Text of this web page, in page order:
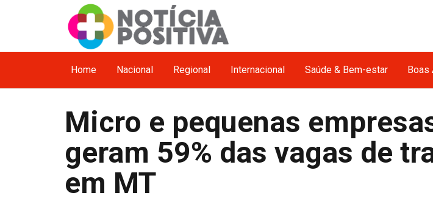
Home Nacional Regional Internacional Saúde & Bem-estar Boas
Micro e pequenas
geram 59% das vagas de
em MT